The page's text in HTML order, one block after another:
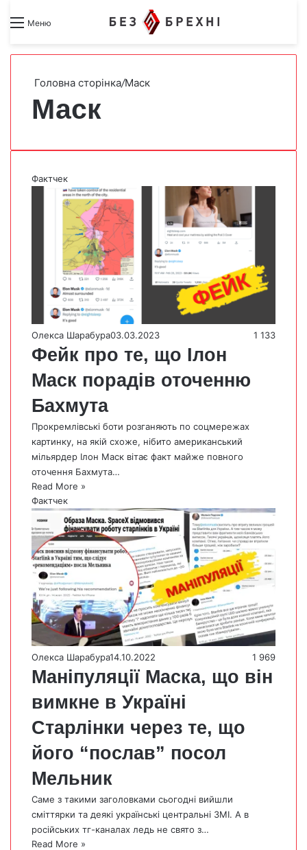
Меню Search forSwitch skin
Головна сторінка/Маск
Маск
Фактчек
Олекса Шарабура03.03.2023 1 133
Фейк про те, що Ілон
Маск порадів оточенню
Бахмута
Прокремлівські боти розганяють по соцмережах
картинку, на якій схоже, нібито американський
мільярдер Ілон Маск вітає факт майже повного
оточення Бахмута…
Read More »
Фактчек
Олекса Шарабура14.10.2022 1 969
Маніпуляції Маска, що він
вимкне в Україні
Старлінки через те, що
його “послав” посол
Мельник
Саме з такими заголовками сьогодні вийшли
сміттярки та деякі українські центральні ЗМІ. А в
російських тг-каналах ледь не свято з…
Read More »